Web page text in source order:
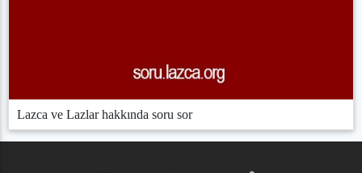
Lazca ve Lazlar hakkında soru sor